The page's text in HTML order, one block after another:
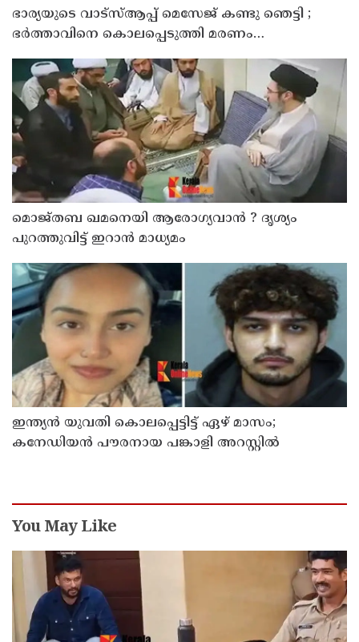
ഭാര്യയുടെ വാട്സ്ആപ്പ് മെസേജ് കണ്ടു ഞെട്ടി ;
ഭര്‍ത്താവിനെ കൊലപ്പെടുത്തി മരണം
പദ്ധതിയിട്ട യുവതിയും സുഹൃത്തും ഒളിവില്‍
മൊജ്തബ ഖമനെയി ആരോഗ്യവാന്‍ ? ദൃശ്യം
പുറത്തുവിട്ട് ഇറാന്‍ മാധ്യമം
ഇന്ത്യന്‍ യുവതി കൊലപ്പെട്ടിട്ട് ഏഴ് മാസം;
കനേഡിയന്‍ പൗരനായ പങ്കാളി അറസ്റ്റില്‍
You May Like